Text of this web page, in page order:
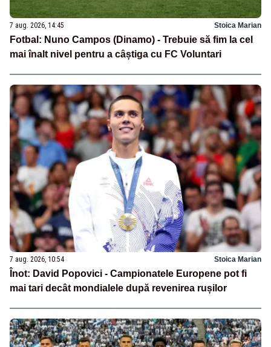
7 aug. 2026, 14:45 Stoica Marian
Fotbal: Nuno Campos (Dinamo) - Trebuie să fim la cel
mai înalt nivel pentru a câștiga cu FC Voluntari
7 aug. 2026, 10:54 Stoica Marian
Înot: David Popovici - Campionatele Europene pot fi
mai tari decât mondialele după revenirea rușilor